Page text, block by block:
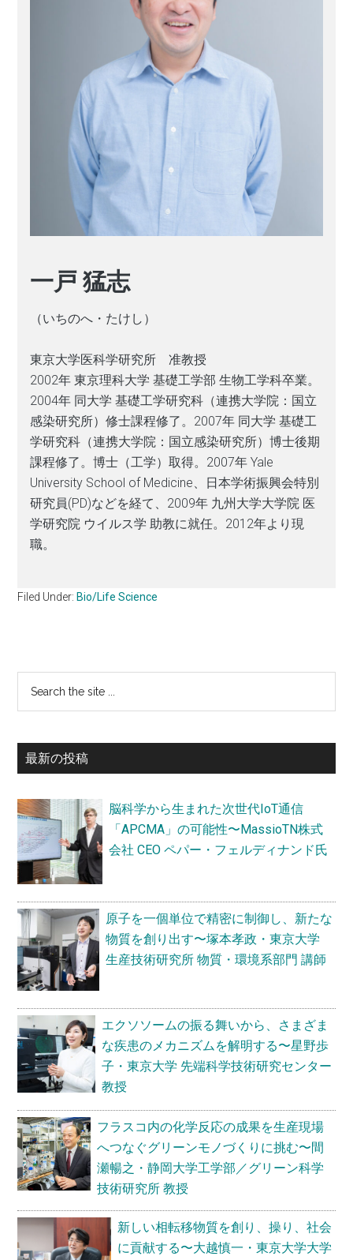
一戸 猛志
（いちのへ・たけし）
東京大学医科学研究所 准教授
2002年 東京理科大学 基礎工学部 生物工学科卒業。
2004年 同大学 基礎工学研究科（連携大学院：国立
感染研究所）修士課程修了。2007年 同大学 基礎工
学研究科（連携大学院：国立感染研究所）博士後期
課程修了。博士（工学）取得。2007年 Yale
University School of Medicine、日本学術振興会特別
研究員(PD)などを経て、2009年 九州大学大学院 医
学研究院 ウイルス学 助教に就任。2012年より現
職。
Filed Under: Bio/Life Science
最
初
の
サ
イ
ド
バ
ー
...
最新の投稿
脳科学から生まれた次世代IoT通信
「APCMA」の可能性〜MassioTN株式
会社 CEO ペパー・フェルディナンド氏
原子を一個単位で精密に制御し、新たな
物質を創り出す〜塚本孝政・東京大学
生産技術研究所 物質・環境系部門 講師
エクソソームの振る舞いから、さまざま
な疾患のメカニズムを解明する〜星野歩
子・東京大学 先端科学技術研究センター
教授
フラスコ内の化学反応の成果を生産現場
へつなぐグリーンモノづくりに挑む〜間
瀬暢之・静岡大学工学部／グリーン科学
技術研究所 教授
新しい相転移物質を創り、操り、社会
に貢献する〜大越慎一・東京大学大学